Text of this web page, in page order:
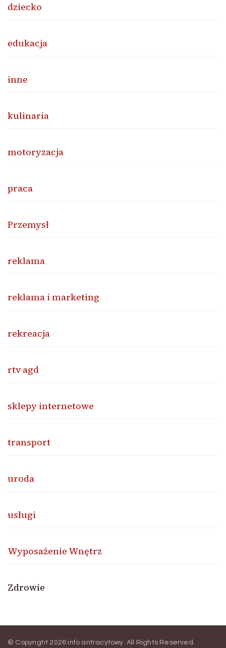
dziecko
edukacja
inne
kulinaria
motoryzacja
praca
Przemysł
reklama
reklama i marketing
rekreacja
rtv agd
sklepy internetowe
transport
uroda
usługi
Wyposażenie Wnętrz
Zdrowie
© Copyright 2026 info antracytowy. All Rights Reserved.